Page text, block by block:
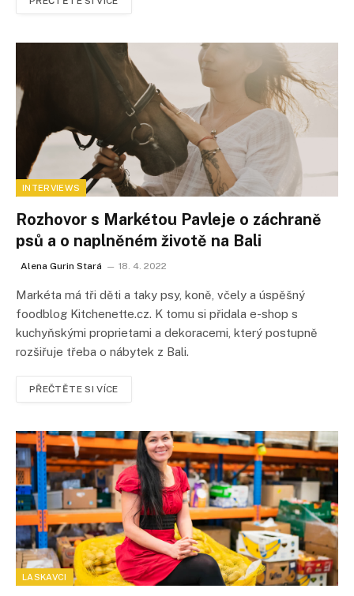
INTERVIEWS
Rozhovor s Markétou Pavleje o záchraně
psů a o naplněném životě na Bali
Alena Gurin Stará 18. 4. 2022
Markéta má tři děti a taky psy, koně, včely a úspěšný
foodblog Kitchenette.cz. K tomu si přidala e-shop s
kuchyňskými proprietami a dekoracemi, který postupně
rozšiřuje třeba o nábytek z Bali.
PŘEČTĚTE SI VÍCE
LASKAVCI